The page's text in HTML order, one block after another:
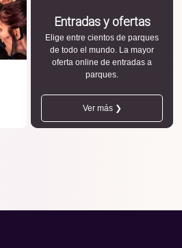
Entradas y ofertas
Elige entre cientos de parques
de todo el mundo. La mayor
oferta online de entradas a
parques.
Ver más ❯